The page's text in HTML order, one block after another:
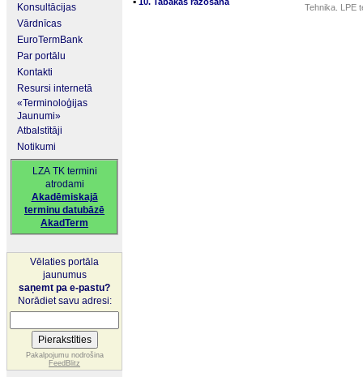
Konsultācijas
Vārdnīcas
EuroTermBank
Par portālu
Kontakti
Resursi internetā
«Terminoloģijas
Jaunumi»
Atbalstītāji
Notikumi
LZA TK termini
atrodami
Akadēmiskajā
terminu datubāzē
AkadTerm
Vēlaties portāla
jaunumus
saņemt pa e-pastu?
Norādiet savu adresi:
Pakalpojumu nodrošina
FeedBlitz
Tehnika. LPE